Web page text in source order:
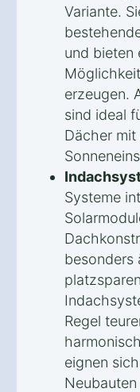
Variante.
und bieten
erzeugen.
sind ideal
Dächer
Systeme
besonders
Regel
eignen